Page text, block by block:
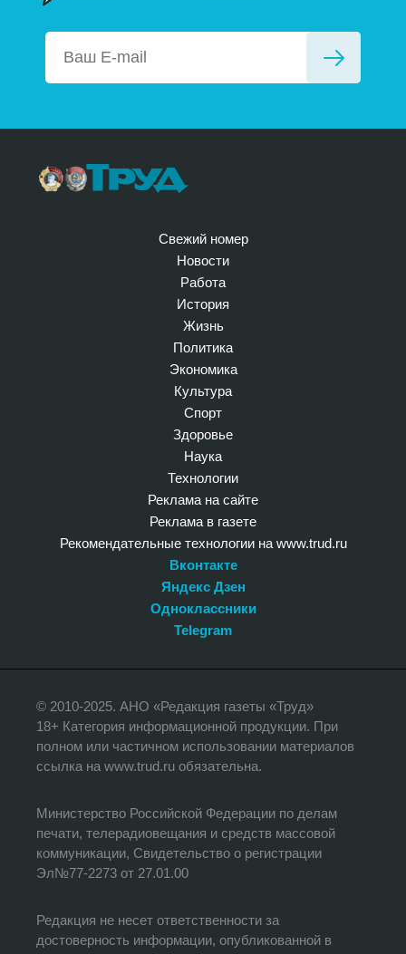
Свежий номер
Новости
Работа
История
Жизнь
Политика
Экономика
Культура
Спорт
Здоровье
Наука
Технологии
Реклама на сайте
Реклама в газете
Рекомендательные технологии на www.trud.ru
Вконтакте
Яндекс Дзен
Одноклассники
Telegram
© 2010-2025. АНО «Редакция газеты «Труд»
18+ Категория информационной продукции. При
полном или частичном использовании материалов
ссылка на www.trud.ru обязательна.
Министерство Российской Федерации по делам
печати, телерадиовещания и средств массовой
коммуникации, Свидетельство о регистрации
Эл№77-2273 от 27.01.00
Редакция не несет ответственности за
достоверность информации, опубликованной в